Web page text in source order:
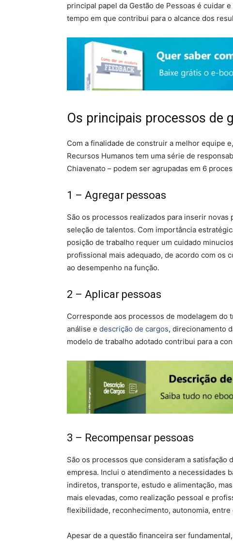
principal papel da Gestão de Pessoas é cuidar
tempo em que contribui para o alcance dos
Os principais processos de
Com a finalidade de construir a melhor equipe
Recursos Humanos tem uma série de
Chiavenato – podem ser agrupadas em 6
1 – Agregar pessoas
São os processos realizados para inserir novas
seleção de talentos. Com importância
posição de trabalho requer um cuidado
profissional mais adequado, de acordo com os
ao desempenho na função.
2 – Aplicar pessoas
Corresponde aos processos de modelagem
análise e descrição de cargos, direcionamento
modelo de trabalho adotado contribui para a
3 – Recompensar pessoas
São os processos que consideram a satisfação
empresa. Inclui o atendimento a necessidades
indiretos, transporte, estudo e alimentação,
mais elevadas, como realização pessoal e
flexibilidade, reconhecimento, autonomia, entre
Apesar de a questão financeira ser